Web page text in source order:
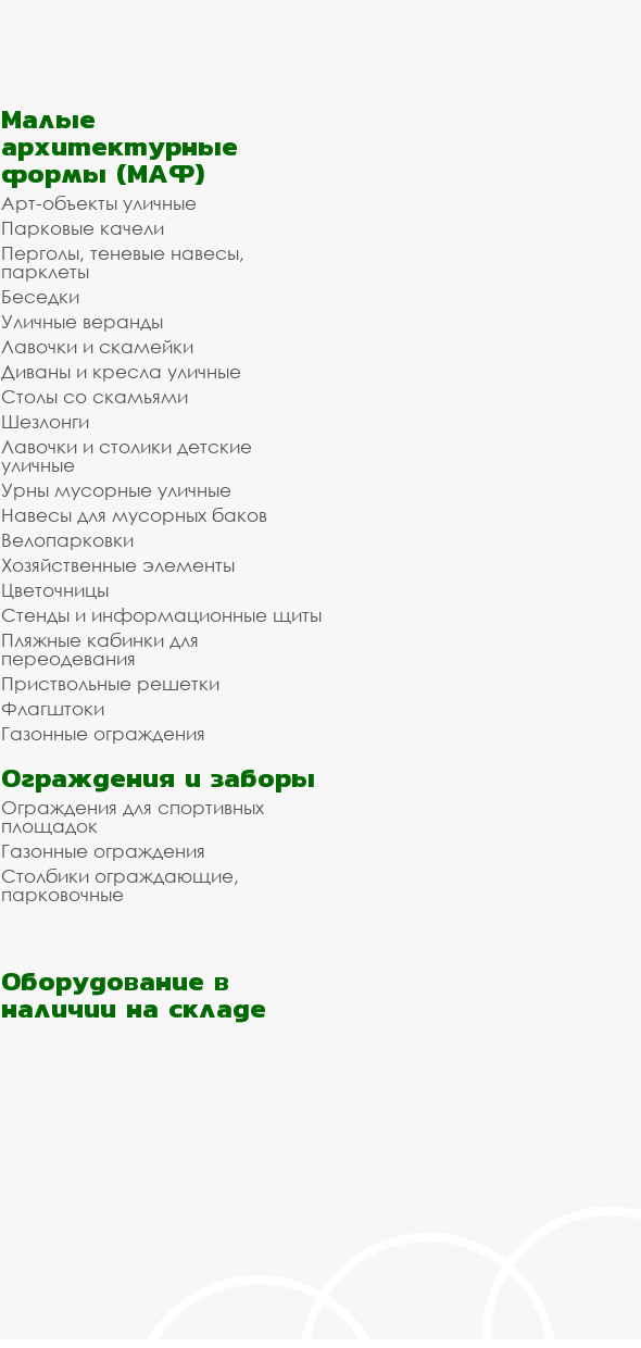
Малые
архитектурные
формы (МАФ)
Арт-объекты уличные
Парковые качели
Перголы, теневые навесы,
парклеты
Беседки
Уличные веранды
Лавочки и скамейки
Диваны и кресла уличные
Столы со скамьями
Шезлонги
Лавочки и столики детские
уличные
Урны мусорные уличные
Навесы для мусорных баков
Велопарковки
Хозяйственные элементы
Цветочницы
Стенды и информационные щиты
Пляжные кабинки для
переодевания
Приствольные решетки
Флагштоки
Газонные ограждения
Ограждения и заборы
Ограждения для спортивных
площадок
Газонные ограждения
Столбики ограждающие,
парковочные
Оборудование в
наличии на складе